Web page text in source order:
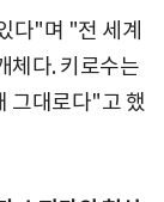
다"며 "전 세계
체다. 키로수는
그대로다"고 했